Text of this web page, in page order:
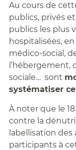
Au cours de
publics, privés
publics les plus
hospitalisées,
médico-social,
l’hébergement,
sociale… sont
systématiser
À noter que le
contre la
labellisation
participants à